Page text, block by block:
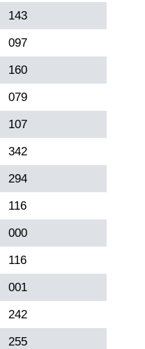
143
097
160
079
107
342
294
116
000
116
001
242
255